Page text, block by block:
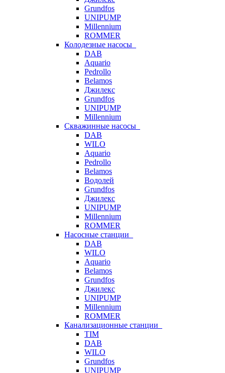
Grundfos
UNIPUMP
Millennium
ROMMER
Колодезные насосы
DAB
Aquario
Pedrollo
Belamos
Джилекс
Grundfos
UNIPUMP
Millennium
Скважинные насосы
DAB
WILO
Aquario
Pedrollo
Belamos
Водолей
Grundfos
Джилекс
UNIPUMP
Millennium
ROMMER
Насосные станции
DAB
WILO
Aquario
Belamos
Grundfos
Джилекс
UNIPUMP
Millennium
ROMMER
Канализационные станции
TIM
DAB
WILO
Grundfos
UNIPUMP